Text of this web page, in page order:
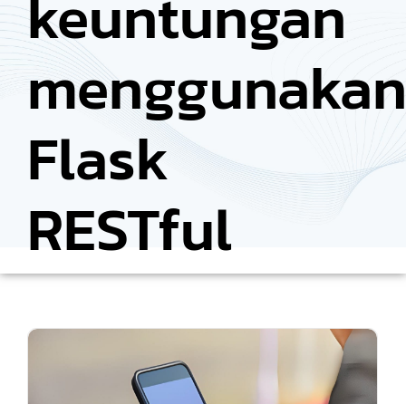
menggunakan
Flask
RESTful